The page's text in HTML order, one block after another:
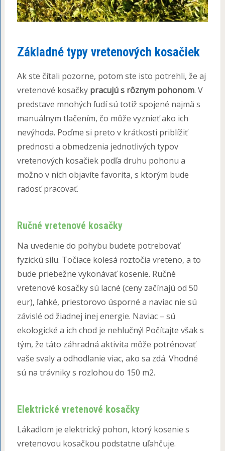
Základné typy vretenových kosačiek
Ak ste čítali pozorne, potom ste isto potrehli, že aj
vretenové kosačky pracujú s rôznym pohonom. V
predstave mnohých ľudí sú totiž spojené najmä s
manuálnym tlačením, čo môže vyznieť ako ich
nevýhoda. Poďme si preto v krátkosti priblížiť
prednosti a obmedzenia jednotlivých typov
vretenových kosačiek podľa druhu pohonu a
možno v nich objavíte favorita, s ktorým bude
radosť pracovať.
Ručné vretenové kosačky
Na uvedenie do pohybu budete potrebovať
fyzickú silu. Točiace kolesá roztočia vreteno, a to
bude priebežne vykonávať kosenie. Ručné
vretenové kosačky sú lacné (ceny začínajú od 50
eur), ľahké, priestorovo úsporné a naviac nie sú
závislé od žiadnej inej energie. Naviac – sú
ekologické a ich chod je nehlučný! Počítajte však s
tým, že táto záhradná aktivita môže potrénovať
vaše svaly a odhodlanie viac, ako sa zdá. Vhodné
sú na trávniky s rozlohou do 150 m2.
Elektrické vretenové kosačky
Lákadlom je elektrický pohon, ktorý kosenie s
vretenovou kosačkou podstatne uľahčuje.